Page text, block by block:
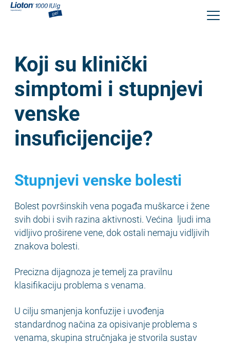
Skoči
Koji su klinički
simptomi i stupnjevi
venske
insuficijencije?
Stupnjevi venske bolesti
Bolest površinskih vena pogađa muškarce i žene
svih dobi i svih razina aktivnosti. Većina ljudi ima
vidljivo proširene vene, dok ostali nemaju vidljivih
znakova bolesti.
Precizna dijagnoza je temelj za pravilnu
klasifikaciju problema s venama.
U cilju smanjenja konfuzije i uvođenja
standardnog načina za opisivanje problema s
venama, skupina stručnjaka je stvorila sustav